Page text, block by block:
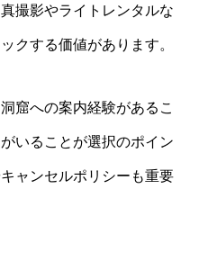
撮影やライトレンタルな
クする価値があります。
窟への案内経験があるこ
いることが選択のポイン
ャンセルポリシーも重要